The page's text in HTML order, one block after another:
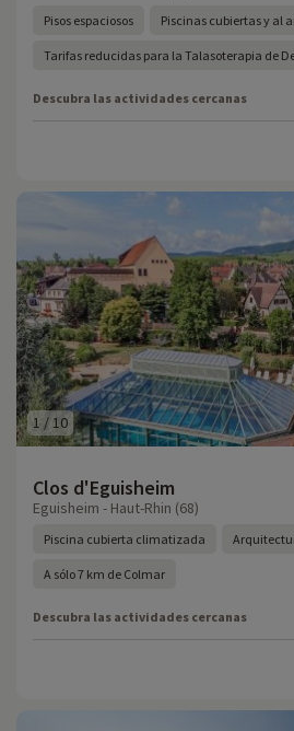
Pisos espaciosos Piscinas cubiertas y al
Tarifas reducidas para la Talasoterapia de
Descubra las actividades cercanas
1 / 10
Clos d'Eguisheim
Eguisheim - Haut-Rhin (68)
Piscina cubierta climatizada
A sólo 7 km de Colmar
Descubra las actividades cercanas